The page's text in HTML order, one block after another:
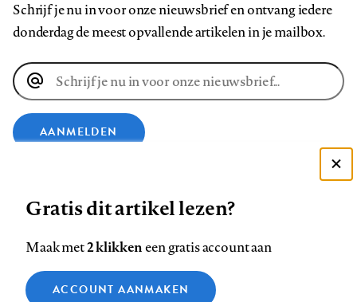
Schrijf je nu in voor onze nieuwsbrief en ontvang iedere
donderdag de meest opvallende artikelen in je mailbox.
E-
mailadres
AANMELDEN
op
op
op
ons
op
Contact Colofon Disclaimer Privacy
Zie onze cookie policy
Gratis dit artikel lezen?
Maak met2 klikkeneen gratis account aan
ACCOUNT AANMAKEN